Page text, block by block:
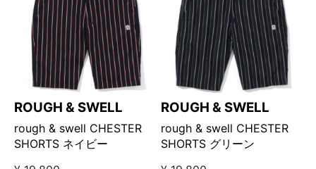
ROUGH & SWELL
rough & swell CHESTER
SHORTS ネイビー
ROUGH & SWELL
rough & swell CHESTER
SHORTS グリーン